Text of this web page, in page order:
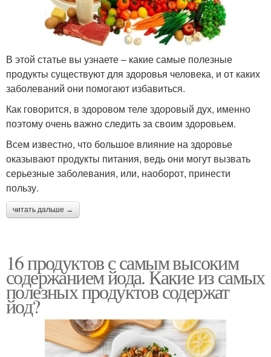
В этой статье вы узнаете – какие самые полезные
продукты существуют для здоровья человека, и от каких
заболеваний они помогают избавиться.
Как говорится, в здоровом теле здоровый дух, именно
поэтому очень важно следить за своим здоровьем.
Всем известно, что большое влияние на здоровье
оказывают продукты питания, ведь они могут вызвать
серьезные заболевания, или, наоборот, принести
пользу.
читать дальше →
16 продуктов с самым высоким
содержанием йода. Какие из самых
полезных продуктов содержат
йод?